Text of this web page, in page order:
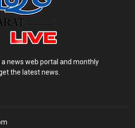
news web portal and monthly
the latest news.